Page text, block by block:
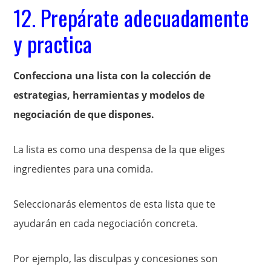
12. Prepárate adecuadamente
y practica
Confecciona una lista con la colección de
estrategias, herramientas y modelos de
negociación de que dispones.
La lista es como una despensa de la que eliges
ingredientes para una comida.
Seleccionarás elementos de esta lista que te
ayudarán en cada negociación concreta.
Por ejemplo, las disculpas y concesiones son